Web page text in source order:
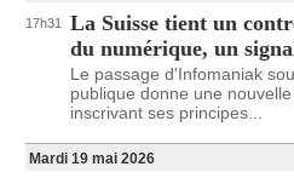
17h31
La Suisse tient un
du numérique, un
Le passage d'Infomaniak
publique donne une
inscrivant ses principes...
Mardi 19 mai 2026